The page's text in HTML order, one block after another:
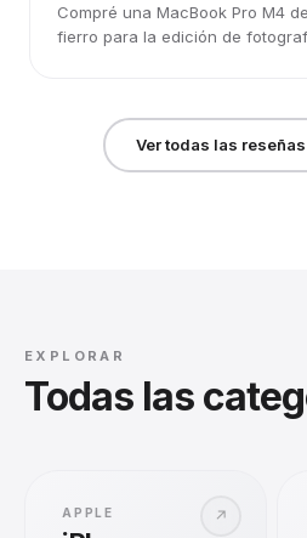
Compré una MacBook Pro M4
fierro para la edición de
Ver todas las
EXPLORAR
Todas las
↗
APPLE